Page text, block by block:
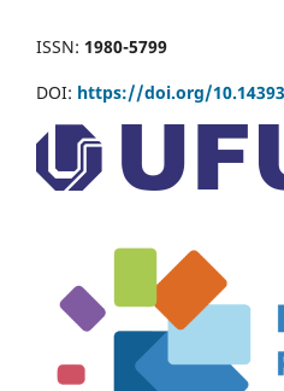
ISSN: 1980-5799
DOI: https://doi.org/